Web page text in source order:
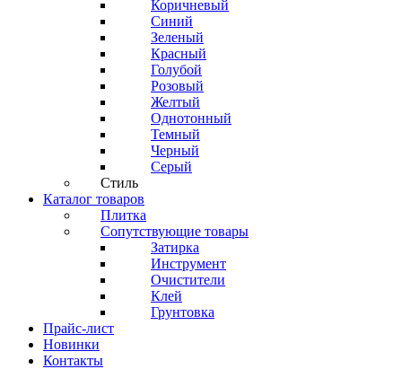
Коричневый
Синий
Зеленый
Красный
Голубой
Розовый
Желтый
Однотонный
Темный
Черный
Серый
Стиль
Каталог товаров
Плитка
Сопутствующие товары
Затирка
Инструмент
Очистители
Клей
Грунтовка
Прайс-лист
Новинки
Контакты